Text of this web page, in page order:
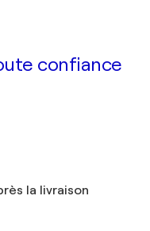
confiance
la livraison